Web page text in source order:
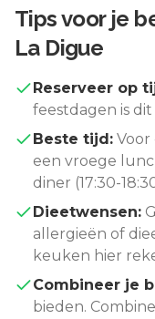
Tips voor je
La Digue
Reserveer op
feestdagen is
Beste tijd: Voor
een vroege
diner (17:30-
Dieetwensen:
allergieën of
keuken hier
Combineer je
bieden.